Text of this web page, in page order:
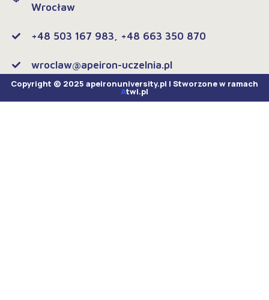
Wrocław
+48 503 167 983, +48 663 350 870
wroclaw@apeiron-uczelnia.pl
Copyright © 2025 apeironuniversity.pl | Stworzone w ramach
Atwi.pl